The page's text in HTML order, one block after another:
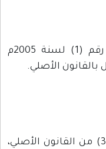
يشار إلى قانون مكافحة الفساد رقم (1) لسنة 2005م
بالقانون الأصلي.
يعدل نص الفقرة (3) من المادة (3) من القانون الأصلي،